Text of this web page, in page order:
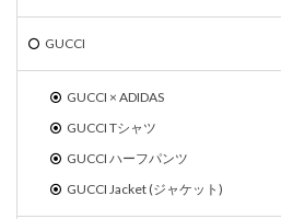
GUCCI
GUCCI × ADIDAS
GUCCI Tシャツ
GUCCI ハーフパンツ
GUCCI Jacket (ジャケット)